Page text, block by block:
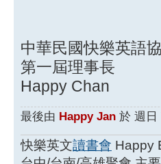
中華民國快樂英語
第一屆理事長
Happy Chan
最後由 Happy Jan 於 週日
快樂英文讀書會 Happy